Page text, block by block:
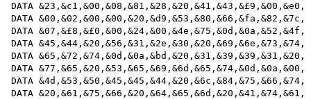
DATA
DATA
DATA
DATA
DATA
DATA
DATA
DATA